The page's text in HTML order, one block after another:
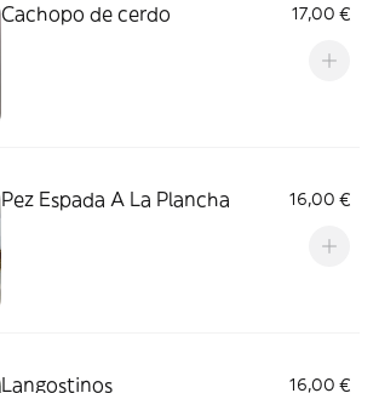
Cachopo de cerdo 17,00 €
Pez Espada A La Plancha 16,00 €
Langostinos 16,00 €